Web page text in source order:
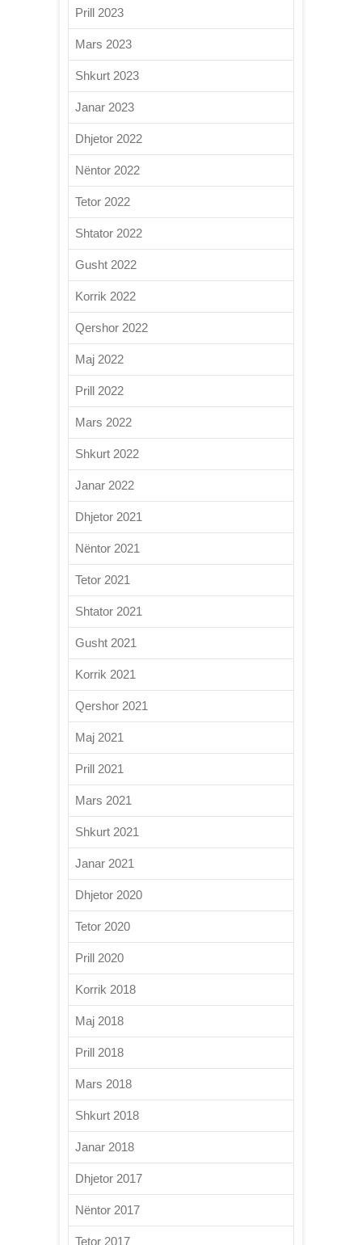
Prill 2023
Mars 2023
Shkurt 2023
Janar 2023
Dhjetor 2022
Nëntor 2022
Tetor 2022
Shtator 2022
Gusht 2022
Korrik 2022
Qershor 2022
Maj 2022
Prill 2022
Mars 2022
Shkurt 2022
Janar 2022
Dhjetor 2021
Nëntor 2021
Tetor 2021
Shtator 2021
Gusht 2021
Korrik 2021
Qershor 2021
Maj 2021
Prill 2021
Mars 2021
Shkurt 2021
Janar 2021
Dhjetor 2020
Tetor 2020
Prill 2020
Korrik 2018
Maj 2018
Prill 2018
Mars 2018
Shkurt 2018
Janar 2018
Dhjetor 2017
Nëntor 2017
Tetor 2017